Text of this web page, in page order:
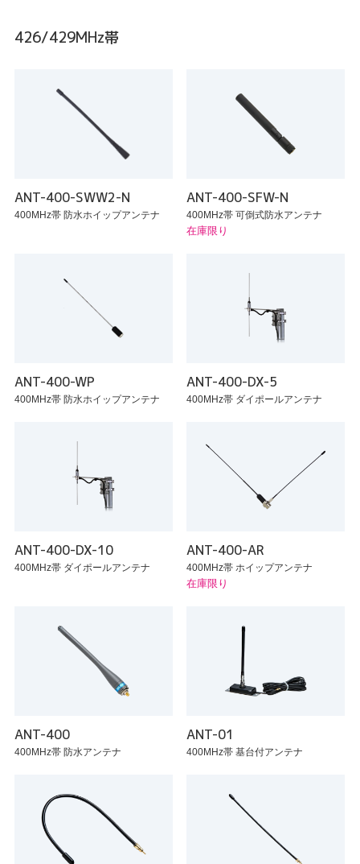
426/429MHz帯
ANT-400-SWW2-N
400MHz帯 防水ホイップアンテナ
ANT-400-SFW-N
400MHz帯 可倒式防水アンテナ
在庫限り
ANT-400-WP
400MHz帯 防水ホイップアンテナ
ANT-400-DX-5
400MHz帯 ダイポールアンテナ
ANT-400-DX-10
400MHz帯 ダイポールアンテナ
ANT-400-AR
400MHz帯 ホイップアンテナ
在庫限り
ANT-400
400MHz帯 防水アンテナ
ANT-01
400MHz帯 基台付アンテナ